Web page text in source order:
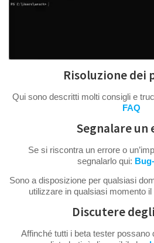
Risoluzione dei
Qui sono descritti molti consigli e
FAQ
Segnalare un
Se si riscontra un errore o
segnalarlo qui:
Sono a disposizione per qualsiasi
utilizzare in qualsiasi momento il
Discutere
Affinché tutti i beta tester possano